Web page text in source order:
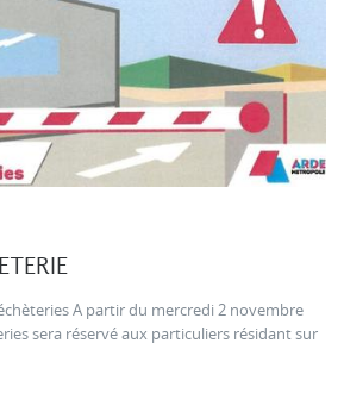
A partir du mercredi 2 novembre
sera réservé aux particuliers résidant sur